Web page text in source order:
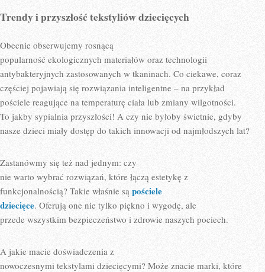
Trendy i przyszłość tekstyliów dziecięcych
Obecnie obserwujemy rosnącą
popularność ekologicznych materiałów oraz technologii
antybakteryjnych zastosowanych w tkaninach. Co ciekawe, coraz
częściej pojawiają się rozwiązania inteligentne – na przykład
pościele reagujące na temperaturę ciała lub zmiany wilgotności.
To jakby sypialnia przyszłości! A czy nie byłoby świetnie, gdyby
nasze dzieci miały dostęp do takich innowacji od najmłodszych lat?
Zastanówmy się też nad jednym: czy
nie warto wybrać rozwiązań, które łączą estetykę z
funkcjonalnością? Takie właśnie są pościele
dziecięce. Oferują one nie tylko piękno i wygodę, ale
przede wszystkim bezpieczeństwo i zdrowie naszych pociech.
A jakie macie doświadczenia z
nowoczesnymi tekstylami dziecięcymi? Może znacie marki, które